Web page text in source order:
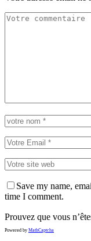
Save my name,
time I comment.
Prouvez que vous
Powered by MathCaptcha